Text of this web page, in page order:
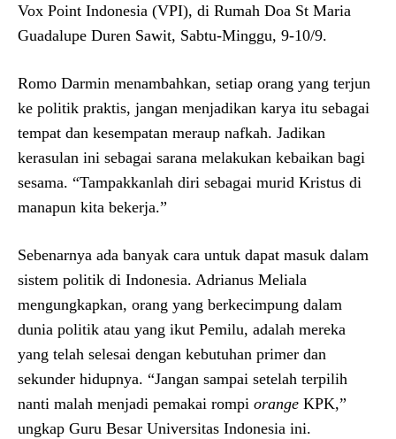
Vox Point Indonesia (VPI), di Rumah Doa St Maria
Guadalupe Duren Sawit, Sabtu-Minggu, 9-10/9.
Romo Darmin menambahkan, setiap orang yang terjun
ke politik praktis, jangan menjadikan karya itu sebagai
tempat dan kesempatan meraup nafkah. Jadikan
kerasulan ini sebagai sarana melakukan kebaikan bagi
sesama. “Tampakkanlah diri sebagai murid Kristus di
manapun kita bekerja.”
Sebenarnya ada banyak cara untuk dapat masuk dalam
sistem politik di Indonesia. Adrianus Meliala
mengungkapkan, orang yang berkecimpung dalam
dunia politik atau yang ikut Pemilu, adalah mereka
yang telah selesai dengan kebutuhan primer dan
sekunder hidupnya. “Jangan sampai setelah terpilih
nanti malah menjadi pemakai rompi orange KPK,”
ungkap Guru Besar Universitas Indonesia ini.